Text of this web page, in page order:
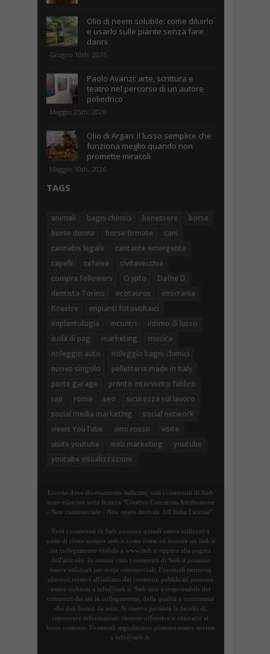
Olio di neem solubile: come diluirlo
e usarlo sulle piante senza fare
danni
Giugno 10th, 2026
Paolo Avanzi: arte, scrittura e
teatro nel percorso di un autore
poliedrico
Maggio 25th, 2026
Olio di Argan: il lusso semplice che
funziona meglio quando non
promette miracoli
Maggio 10th, 2026
TAGS
animali bagni chimici benessere
borse
borse donna
borse firmate
cani
cannabis legale
cantante emergente
capelli
cefalea
civitavecchia
compra followers
Crypto
Dafne D
dentista Torino
ecotaurus
emicrania
finestre
impianti fotovoltaici
implantologia
incontri
intimo di lusso
isola di pag
marketing
musica
noleggio auto
noleggio bagni chimici
nuovo singolo
pelletteria made in Italy
porte garage
pronto intervento fabbro
rap
roma seo
sicurezza sul lavoro
social media marketing
social network
views YouTube
vino rosso
visite
visite youtube
web marketing
youtube
youtube visualizzazioni
Eccetto dove diversamente indicato, tutti i contenuti di Steb
sono rilasciati sotto licenza "Creative Commons Attribuzione
- Non commerciale - Non opere derivate 3.0 Italia License".
Tutti i contenuti di Steb possono quindi essere utilizzati a
patto di citare sempre steb.it come fonte ed inserire un link o
un collegamento visibile a www.steb.it oppure alla pagina
dell'articolo. In nessun caso i contenuti di Steb.it possono
essere utilizzati per scopi commerciali. Eventuali permessi
ulteriori relativi all'utilizzo dei contenuti pubblicati possono
essere richiesti a info@steb.it. Steb non è responsabile dei
contenuti dei siti in collegamento, della qualità o correttezza
dei dati forniti da terzi. Si riserva pertanto la facoltà di
rimuovere informazioni ritenute offensive o contrarie al
buon costume. Eventuali segnalazioni possono essere inviate
a info@steb.it.